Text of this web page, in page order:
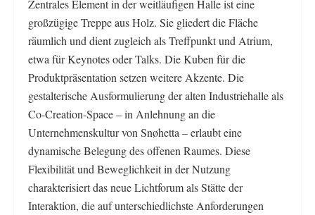
Zentrales Element in der weitläufigen Halle ist eine
großzügige Treppe aus Holz. Sie gliedert die Fläche
räumlich und dient zugleich als Treffpunkt und Atrium,
etwa für Keynotes oder Talks. Die Kuben für die
Produktpräsentation setzen weitere Akzente. Die
gestalterische Ausformulierung der alten Industriehalle als
Co-Creation-Space – in Anlehnung an die
Unternehmenskultur von Snøhetta – erlaubt eine
dynamische Belegung des offenen Raumes. Diese
Flexibilität und Beweglichkeit in der Nutzung
charakterisiert das neue Lichtforum als Stätte der
Interaktion, die auf unterschiedlichste Anforderungen